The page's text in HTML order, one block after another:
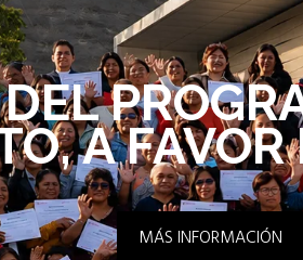
A
MÁS INFORMACIÓN